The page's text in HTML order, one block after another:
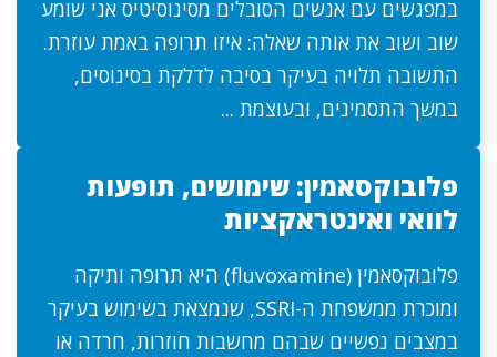
במפגשים עם אנשים הסובלים מסינוסיטיס אני שומע
שוב ושוב את אותה שאלה: איזו תרופה באמת עוזרת.
התשובה תלויה בעיקר בסיבה לדלקת בסינוסים,
במשך התסמינים, ובעוצמת ...
פלובוקסאמין: שימושים, תופעות
לוואי ואינטראקציות
פלובוקסאמין (fluvoxamine) היא תרופה ותיקה
ומוכרת ממשפחת ה-SSRI, שנמצאת בשימוש בעיקר
במצבים נפשיים שבהם מחשבות חוזרות, חרדה או